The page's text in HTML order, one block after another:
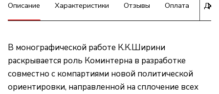
Описание Характеристики Отзывы Оплата
В монографической работе К.К.Ширини
раскрывается роль Коминтерна в разработке
совместно с компартиями новой политической
ориентировки, направленной на сплочение всех